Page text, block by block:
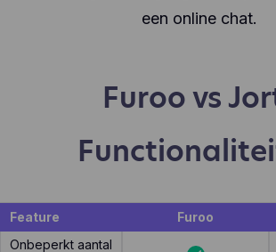
een online chat.
Furoo vs
Feature Furoo
Onbeperkt aantal